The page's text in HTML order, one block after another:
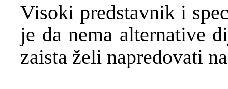
Visoki predstavnik i
je da nema alternative
zaista želi napredovati